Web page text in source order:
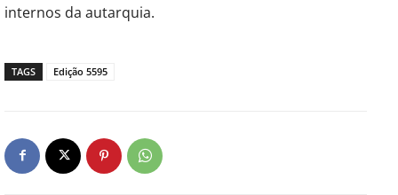
internos da autarquia.
TAGS Edição 5595